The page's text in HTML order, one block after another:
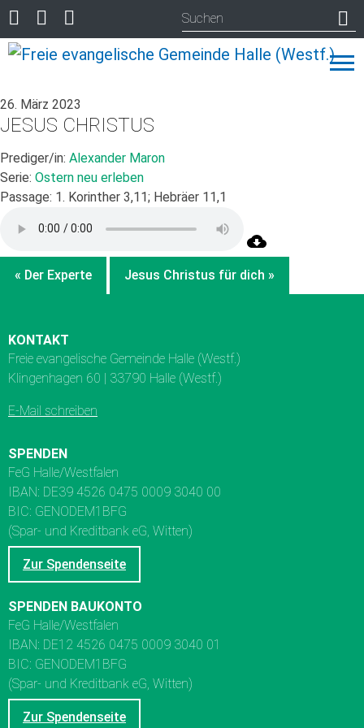
26. März 2023
JESUS CHRISTUS
Prediger/in: Alexander Maron
Serie: Ostern neu erleben
Passage: 1. Korinther 3,11; Hebräer 11,1
« Der Experte Jesus Christus für dich »
KONTAKT
Freie evangelische Gemeinde Halle (Westf.)
Klingenhagen 60 | 33790 Halle (Westf.)
E-Mail schreiben
SPENDEN
FeG Halle/Westfalen
IBAN: DE39 4526 0475 0009 3040 00
BIC: GENODEM1BFG
(Spar- und Kreditbank eG, Witten)
Zur Spendenseite
SPENDEN BAUKONTO
FeG Halle/Westfalen
IBAN: DE12 4526 0475 0009 3040 01
BIC: GENODEM1BFG
(Spar- und Kreditbank eG, Witten)
Zur Spendenseite